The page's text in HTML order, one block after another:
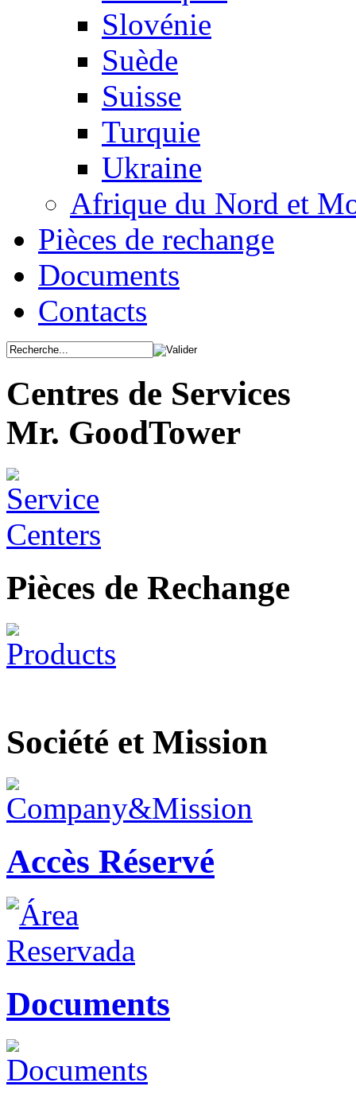
Slovénie
Suède
Suisse
Turquie
Ukraine
Afrique du Nord et
Pièces de rechange
Documents
Contacts
Centres de Services
Mr. GoodTower
Pièces de Rechange
Société et Mission
Accès Réservé
Documents